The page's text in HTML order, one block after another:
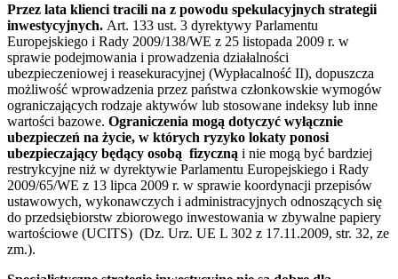
Przez lata klienci tracili na z powodu spekulacyjnych strategii
inwestycyjnych. Art. 133 ust. 3 dyrektywy Parlamentu
Europejskiego i Rady 2009/138/WE z 25 listopada 2009 r. w
sprawie podejmowania i prowadzenia działalności
ubezpieczeniowej i reasekuracyjnej (Wypłacalność II), dopuszcza
możliwość wprowadzenia przez państwa członkowskie wymogów
ograniczających rodzaje aktywów lub stosowane indeksy lub inne
wartości bazowe. Ograniczenia mogą dotyczyć wyłącznie
ubezpieczeń na życie, w których ryzyko lokaty ponosi
ubezpieczający będący osobą fizyczną i nie mogą być bardziej
restrykcyjne niż w dyrektywie Parlamentu Europejskiego i Rady
2009/65/WE z 13 lipca 2009 r. w sprawie koordynacji przepisów
ustawowych, wykonawczych i administracyjnych odnoszących się
do przedsiębiorstw zbiorowego inwestowania w zbywalne papiery
wartościowe (UCITS) (Dz. Urz. UE L 302 z 17.11.2009, str. 32, ze
zm.).